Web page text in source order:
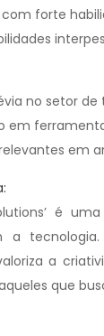
com forte
no setor
em
em
é
a
a
que